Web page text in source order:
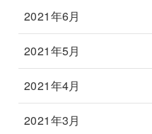
2021年6月
2021年5月
2021年4月
2021年3月